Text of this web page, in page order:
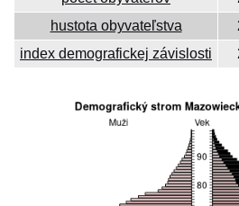
hustota obyvateľstva
index demografickej závislosti